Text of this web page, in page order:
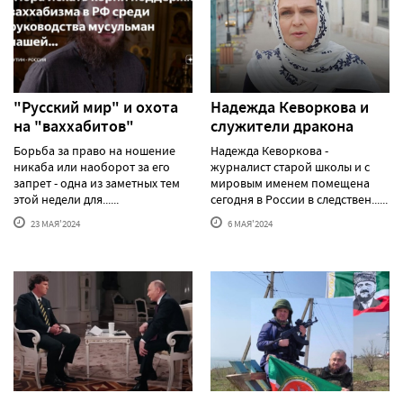
"Русский мир" и охота
на "ваххабитов"
Борьба за право на ношение
никаба или наоборот за его
запрет - одна из заметных тем
этой недели для......
23 МАЯ'2024
Надежда Кеворкова и
служители дракона
Надежда Кеворкова -
журналист старой школы и с
мировым именем помещена
сегодня в России в следствен......
6 МАЯ'2024